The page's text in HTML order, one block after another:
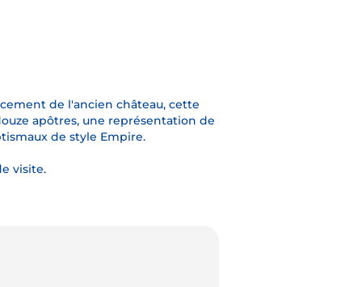
de l'ancien château, cette
apôtres, une représentation de
de style Empire.
visite.